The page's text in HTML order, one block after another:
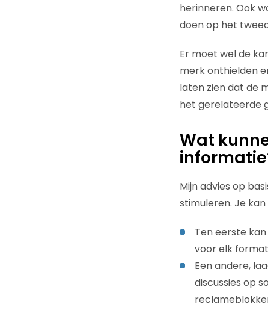
herinneren. Ook
doen op het
Er moet wel de
merk onthielden
laten zien dat de
het gerelateerde
Wat
Mijn advies op
stimuleren. Je
Ten eerste
voor elk
Een andere,
discussies op